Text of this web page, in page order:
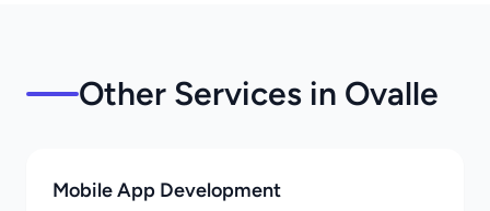
Other Services in Ovalle
Mobile App Development